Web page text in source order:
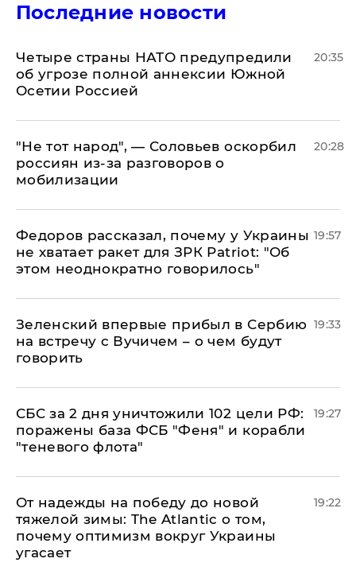
Последние новости
Четыре страны НАТО предупредили
об угрозе полной аннексии Южной
Осетии Россией
20:35
​"Не тот народ", — Соловьев оскорбил
россиян из-за разговоров о
мобилизации
20:28
Федоров рассказал, почему у Украины
не хватает ракет для ЗРК Patriot: "Об
этом неоднократно говорилось"
19:57
Зеленский впервые прибыл в Сербию
на встречу с Вучичем – о чем будут
говорить
19:33
СБС за 2 дня уничтожили 102 цели РФ:
поражены база ФСБ "Феня" и корабли
"теневого флота"
19:27
От надежды на победу до новой
тяжелой зимы: The Atlantic о том,
почему оптимизм вокруг Украины
угасает
19:22